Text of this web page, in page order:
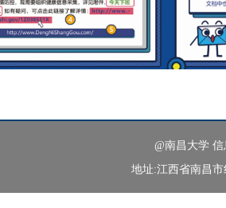
@南昌大学
地址:江西省南昌市